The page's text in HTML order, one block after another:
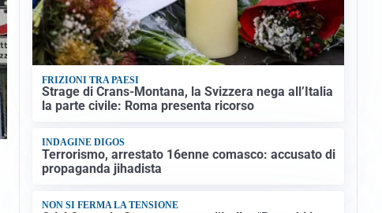
FRIZIONI TRA PAESI
Strage di Crans-Montana, la Svizzera nega all’Italia
la parte civile: Roma presenta ricorso
INDAGINE DIGOS
Terrorismo, arrestato 16enne comasco: accusato di
propaganda jihadista
NON SI FERMA LA TENSIONE